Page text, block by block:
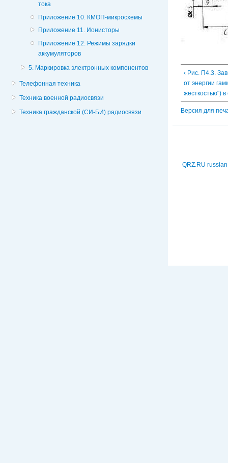
тока
Приложение 10. КМОП-микросхемы
Приложение 11. Ионисторы
Приложение 12. Режимы зарядки
аккумуляторов
5. Маркировка электронных компонентов
Телефонная техника
Техника военной радиосвязи
Техника гражданской (СИ-БИ) радиосвязи
‹ Рис. П4.3.
от энергии
жесткостью") в
Версия для
QRZ.RU